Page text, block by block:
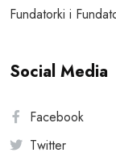
Fundatorki i
Social Media
Facebook
Twitter